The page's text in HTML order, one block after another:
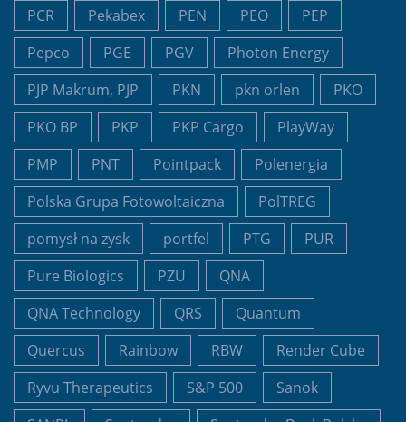
PCR
Pekabex PEN PEO
PEP
Pepco
PGE PGV
Photon Energy
PJP Makrum, PJP
PKN pkn orlen
PKO
PKO BP
PKP PKP Cargo
PlayWay
PMP
PNT Pointpack
Polenergia
Polska Grupa Fotowoltaiczna
PolTREG
pomysł na zysk
portfel PTG
PUR
Pure Biologics
PZU
QNA
QNA Technology
QRS
Quantum
Quercus
Rainbow RBW
Render Cube
Ryvu Therapeutics
S&P 500
Sanok